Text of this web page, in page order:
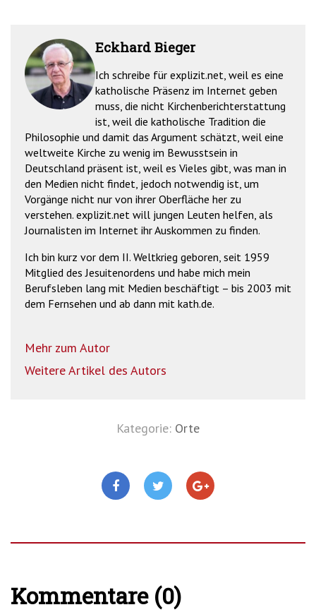
Eckhard Bieger
Ich schreibe für explizit.net, weil es eine
katholische Präsenz im Internet geben
muss, die nicht Kirchenberichterstattung
ist, weil die katholische Tradition die
Philosophie und damit das Argument schätzt, weil eine
weltweite Kirche zu wenig im Bewusstsein in
Deutschland präsent ist, weil es Vieles gibt, was man in
den Medien nicht findet, jedoch notwendig ist, um
Vorgänge nicht nur von ihrer Oberfläche her zu
verstehen. explizit.net will jungen Leuten helfen, als
Journalisten im Internet ihr Auskommen zu finden.
Ich bin kurz vor dem II. Weltkrieg geboren, seit 1959
Mitglied des Jesuitenordens und habe mich mein
Berufsleben lang mit Medien beschäftigt – bis 2003 mit
dem Fernsehen und ab dann mit kath.de.
Mehr zum Autor
Weitere Artikel des Autors
Kategorie: Orte
Kommentare (0)